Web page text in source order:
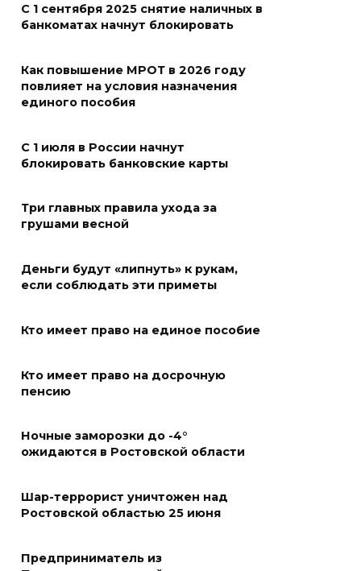
Аномальная жара до +40 °C
накроет Ростов-на-Дону 8
08 августа 2026 09:23
ПВО перехвачены и
уничтожены 397 украинских
08 августа 2026 09:19
пяти районах Ростовской
области
07 августа 2026 23:00
сберечь – спрячьте первое
07 августа 2026 22:04
В Железнодорожном районе
Ростова-на-Дону на сутки
капремонта сетей
С 1 сентября 2025 снятие наличных в
банкоматах начнут блокировать
Как повышение МРОТ в 2026 году
повлияет на условия назначения
единого пособия
С 1 июля в России начнут
блокировать банковские карты
Три главных правила ухода за
грушами весной
Деньги будут «липнуть» к рукам,
если соблюдать эти приметы
Кто имеет право на единое пособие
Кто имеет право на досрочную
пенсию
Ночные заморозки до -4°
ожидаются в Ростовской области
Шар-террорист уничтожен над
Ростовской областью 25 июня
Предприниматель из